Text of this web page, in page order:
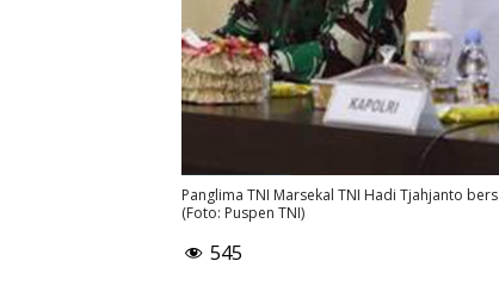
Panglima TNI Marsekal TNI Hadi Tjahjanto
(Foto: Puspen TNI)
545